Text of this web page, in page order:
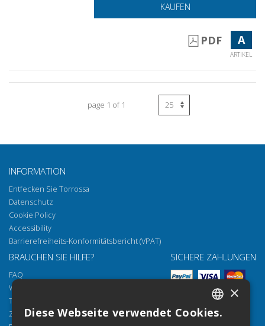
KAUFEN
PDF A
ARTIKEL
page 1 of 1
INFORMATION
Entfecken Sie Torrossa
Datenschutz
Cookie Policy
Accessibility
Barrierefreiheits-Konformitätsbericht (VPAT)
BRAUCHEN SIE HILFE?
FAQ
Wie öffnen Sie unsere Dokumente
Torrossa Reader
Zugriffsmöglichkeiten
SICHERE ZAHLUNGEN
ITALIAN
×
Diese Webseite verwendet Cookies.